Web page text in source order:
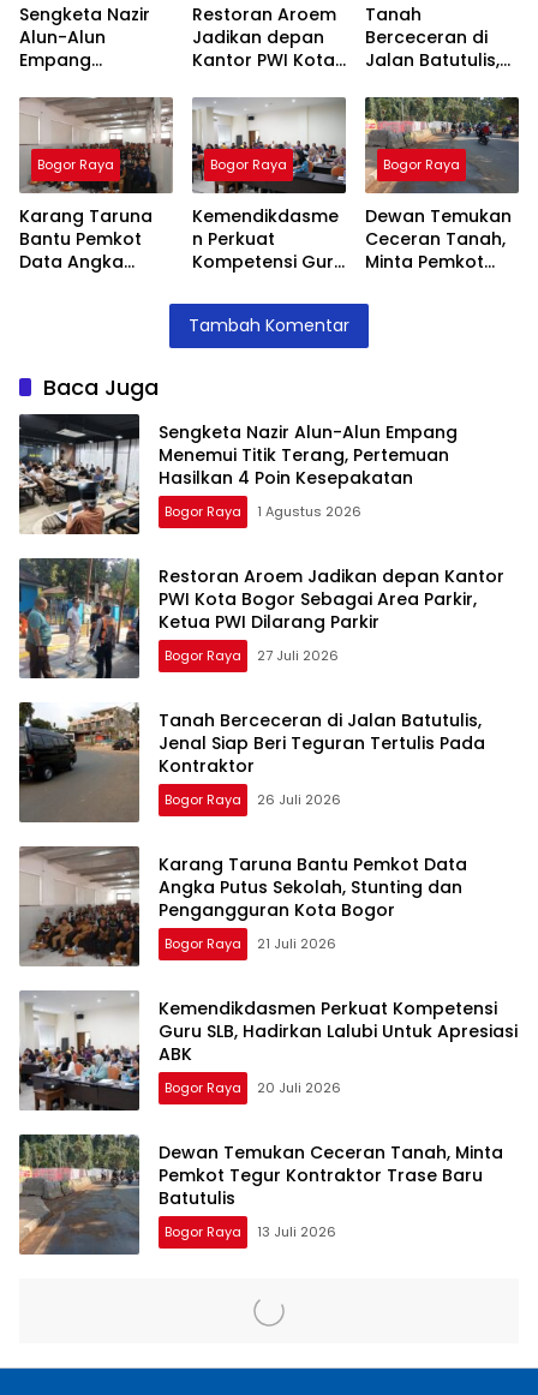
Sengketa Nazir
Alun-Alun
Empang
Terang,
Pertemuan
Hasilkan 4 Poin
Kesepakatan
Restoran Aroem
Jadikan depan
Kantor PWI Kota
Area Parkir,
Ketua PWI
Dilarang Parkir
Tanah
Berceceran di
Jalan Batutulis,
Teguran Tertulis
Pada Kontraktor
Bogor Raya
Karang Taruna
Bantu Pemkot
Data Angka
Bogor Raya
Kemendikdasme
n Perkuat
Kompetensi Guru
Lalubi Untuk
Apresiasi ABK
Bogor Raya
Dewan Temukan
Ceceran Tanah,
Minta Pemkot
Trase Baru
Tambah Komentar
Baca Juga
Sengketa Nazir Alun-Alun Empang
Menemui Titik Terang, Pertemuan
Hasilkan 4 Poin Kesepakatan
Bogor Raya 1 Agustus 2026
Restoran Aroem Jadikan depan Kantor
PWI Kota Bogor Sebagai Area Parkir,
Ketua PWI Dilarang Parkir
Bogor Raya 27 Juli 2026
Tanah Berceceran di Jalan Batutulis,
Jenal Siap Beri Teguran Tertulis Pada
Kontraktor
Bogor Raya 26 Juli 2026
Karang Taruna Bantu Pemkot Data
Angka Putus Sekolah, Stunting dan
Pengangguran Kota Bogor
Bogor Raya 21 Juli 2026
Kemendikdasmen Perkuat Kompetensi
Guru SLB, Hadirkan Lalubi Untuk Apresiasi
ABK
Bogor Raya 20 Juli 2026
Dewan Temukan Ceceran Tanah, Minta
Pemkot Tegur Kontraktor Trase Baru
Batutulis
Bogor Raya 13 Juli 2026